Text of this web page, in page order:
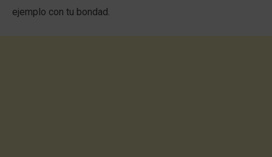
ejemplo con tu bondad.